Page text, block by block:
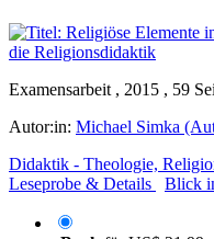
Examensarbeit , 2015 , 59
Autor:in: Michael Simka
Didaktik - Theologie,
Leseprobe & Details
Blick